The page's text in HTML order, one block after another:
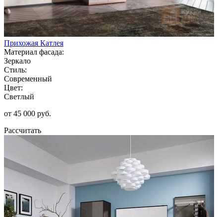
Прихожая Катлея
Материал фасада:
Зеркало
Стиль:
Современный
Цвет:
Светлый
от 45 000 руб.
Рассчитать